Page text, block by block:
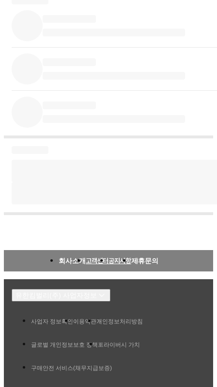
회사소개 고객센터공지사항제휴문의
사업자 정보확인 이용약관개인정보처리방침
글로벌 개인정보보호 정책 프라이버시 가치
구매안전 서비스(채무지급보증)